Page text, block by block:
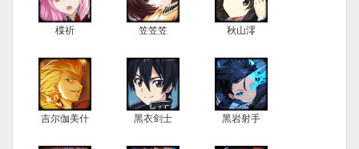
楪祈 笠笠笠 秋山澪
吉尔伽美什 黑衣剑士 黑岩射手